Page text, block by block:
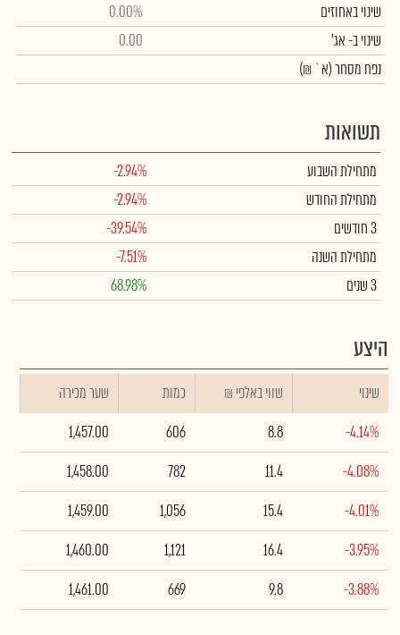
שינוי באחוזים
0.00%
שינויב- אג'
0.00
נפח מסחר(א` ₪)
תשואות
מתחילת השבוע
-2.94%
מתחילת החודש
-2.94%
3 חודשים
-39.54%
מתחילת השנה
-7.51%
3 שנים
68.98%
היצע
שינוי ₪ שווי באלפי כמות
שער מכירה
-4.14%
8.8
606
1,457.00
-4.08%
11.4
782
1,458.00
-4.01%
15.4
1,056
1,459.00
-3.95%
16.4
1,121
1,460.00
-3.88%
9.8
669
1,461.00